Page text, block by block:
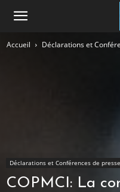
Accueil Déclarations et
Déclarations et Conférences de presse
COPMCI: La